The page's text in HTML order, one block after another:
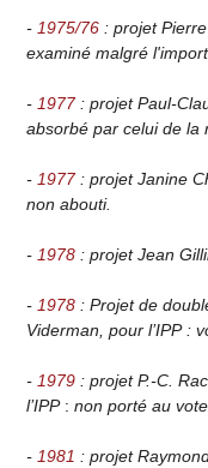
- 1975/76 : projet
examiné malgré
- 1977: projet Paul-
absorbé par celui de la
- 1977: projet Janine
non abouti.
- 1978 : projet Jean
- 1978 : Projet de
Viderman, pour l’IPP :
- 1979 : projet P.-C.
l’IPP : non porté au
- 1981 : projet